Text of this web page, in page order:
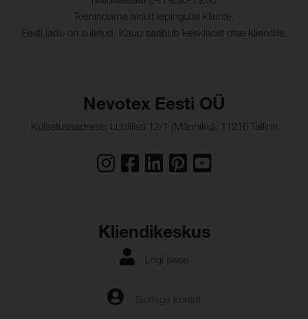
Teenindame ainult lepingulisi kliente.
Eesti ladu on suletud. Kaup saabub kesklaost otse kliendile.
Nevotex Eesti OÜ
Külastusaadress: Lubiliiva 12/1 (Männiku), 11216 Tallinn
Kliendikeskus
Logi sisse
Taotlege kontot